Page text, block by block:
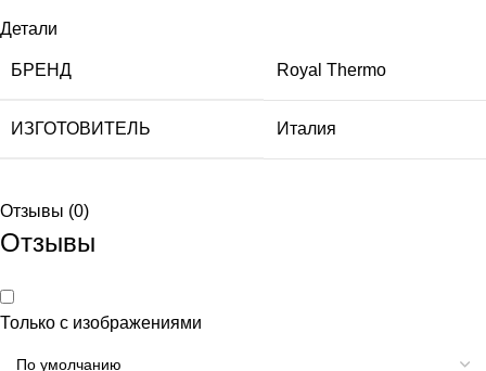
Детали
БРЕНД Royal Thermo
ИЗГОТОВИТЕЛЬ Италия
Отзывы (0)
Отзывы
Только с изображениями